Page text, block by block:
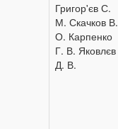
Григор'єв С.
М. Скачков В.
О. Карпенко
Г. В. Яковлєв
Д. В.